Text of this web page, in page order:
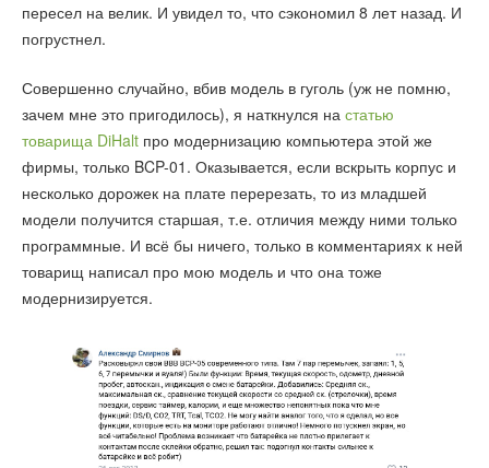
пересел на велик. И увидел то, что сэкономил 8 лет назад. И
погрустнел.
Совершенно случайно, вбив модель в гуголь (уж не помню,
зачем мне это пригодилось), я наткнулся на статью
товарища DiHalt про модернизацию компьютера этой же
фирмы, только BCP-01. Оказывается, если вскрыть корпус и
несколько дорожек на плате перерезать, то из младшей
модели получится старшая, т.е. отличия между ними только
программные. И всё бы ничего, только в комментариях к ней
товарищ написал про мою модель и что она тоже
модернизируется.